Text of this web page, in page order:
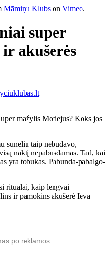
Māmiņu Klubs on Vimeo.
super
akušerės
mažylis Motiejus? Koks jos
sūneliu taip nebūdavo,
naktį nepabusdamas. Tad, kai
yra tobukas. Pabunda-pabalgo-
ritualai, kaip lengvai
ir pamokins akušerė Ieva
po reklamos